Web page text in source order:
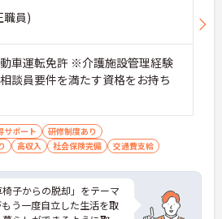
職員)
車運転免許 ※介護施設管理経験
談員要件を満たす資格をお持ち
サポート
研修制度あり
高収入 社会保険完備 交通費支給
椅子からの脱却」をテーマ
う一度自立した生活を取